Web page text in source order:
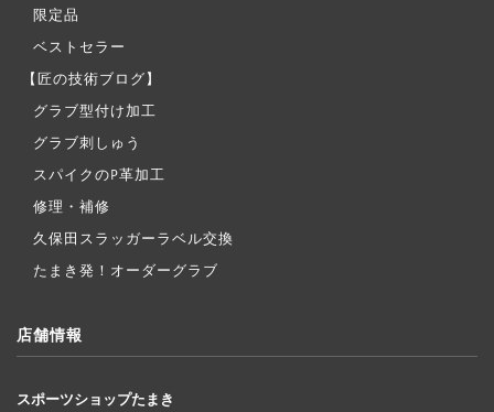
限定品
ベストセラー
【匠の技術ブログ】
グラブ型付け加工
グラブ刺しゅう
スパイクのP革加工
修理・補修
久保田スラッガーラベル交換
たまき発！オーダーグラブ
店舗情報
スポーツショップたまき